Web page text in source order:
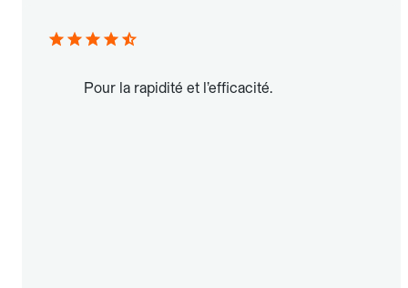
Pour la rapidité et l’efficacité.